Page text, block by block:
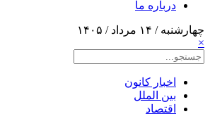
درباره ما
چهارشنبه / ۱۴ مرداد / ۱۴۰۵
×
اخبار کانون
بین الملل
اقتصاد